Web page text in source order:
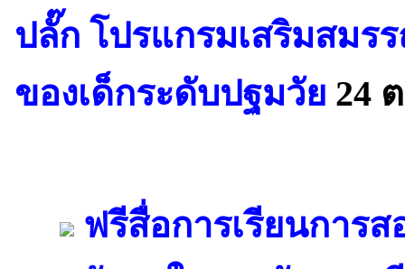
ปลั๊ก โปรแกรมเสริมสมร
ของเด็กระดับปฐมวัย 24
ฟรีสื่อการเรียนการ